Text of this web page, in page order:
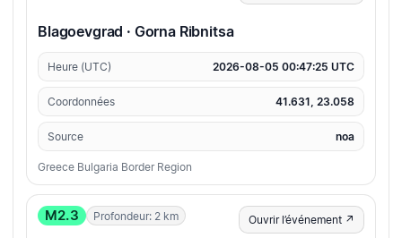
Blagoevgrad · Gorna Ribnitsa
Heure (UTC) 2026-08-05 00:47:25 UTC
Coordonnées 41.631, 23.058
Source noa
Greece Bulgaria Border Region
M2.3 Profondeur: 2 km Ouvrir l’événement ↗